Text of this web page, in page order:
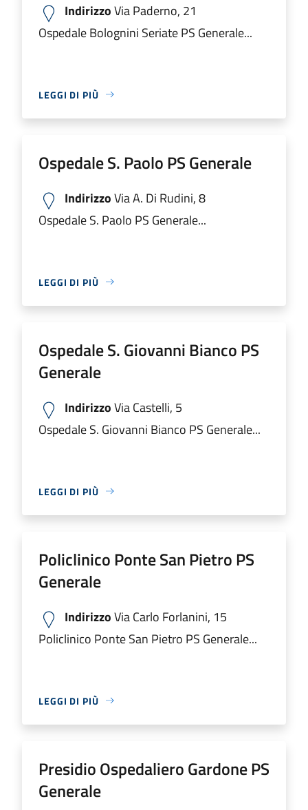
IndirizzoVia Paderno, 21
Ospedale Bolognini Seriate PS Generale...
LEGGI DI PIÙ
Ospedale S. Paolo PS Generale
IndirizzoVia A. Di Rudini, 8
Ospedale S. Paolo PS Generale...
LEGGI DI PIÙ
Ospedale S. Giovanni Bianco PS
Generale
IndirizzoVia Castelli, 5
Ospedale S. Giovanni Bianco PS Generale...
LEGGI DI PIÙ
Policlinico Ponte San Pietro PS
Generale
IndirizzoVia Carlo Forlanini, 15
Policlinico Ponte San Pietro PS Generale...
LEGGI DI PIÙ
Presidio Ospedaliero Gardone PS
Generale